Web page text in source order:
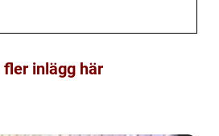
fler inlägg här